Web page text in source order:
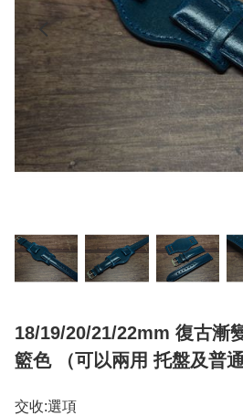
18/19/20/21/22mm 復古漸
籃色 （可以兩用 托盤及普通
交收:選項